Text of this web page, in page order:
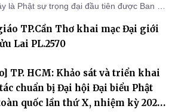
là Phật sự trọng đại đầu tiên được Ban Trị
tâm đối với công tác truyền giới, đào tạo
mạch Tăng-g
TP.Cần Thơ khai mạc Đại giới
Lai PL.2570
TP. HCM: Khảo sát và triển khai
chuẩn bị Đại hội Đại biểu Phật
quốc lần thứ X, nhiệm kỳ 2026-